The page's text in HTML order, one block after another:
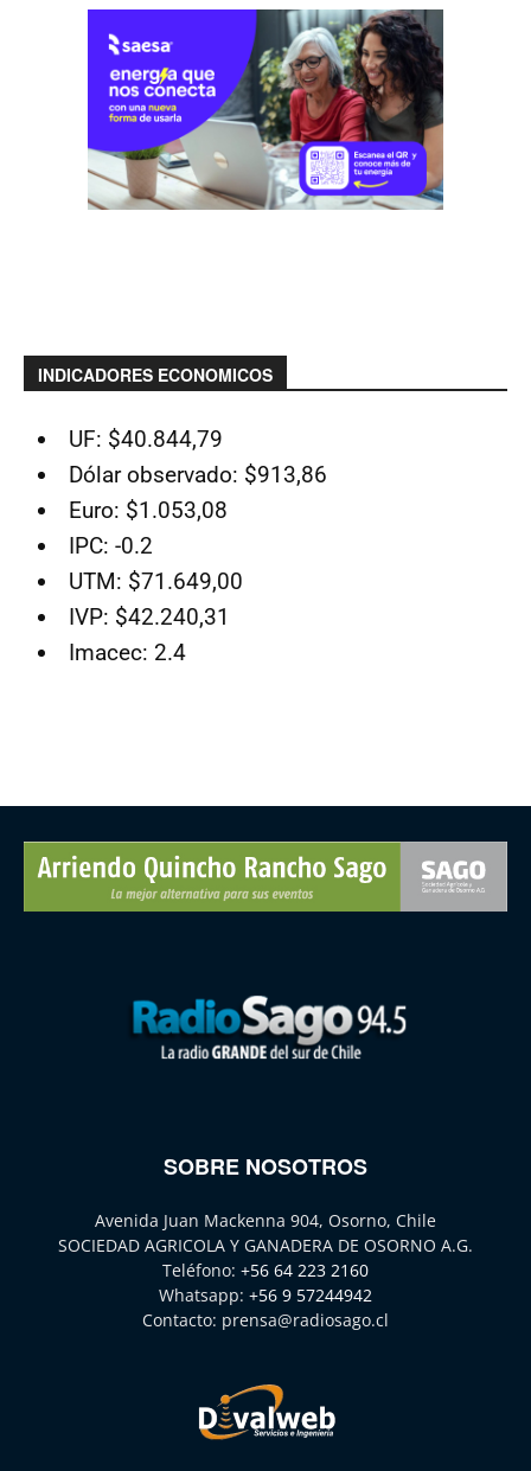
INDICADORES ECONOMICOS
UF: $40.844,79
Dólar observado: $913,86
Euro: $1.053,08
IPC: -0.2
UTM: $71.649,00
IVP: $42.240,31
Imacec: 2.4
SOBRE NOSOTROS
Avenida Juan Mackenna 904, Osorno, Chile
SOCIEDAD AGRICOLA Y GANADERA DE OSORNO A.G.
Teléfono: +56 64 223 2160
Whatsapp: +56 9 57244942
Contacto: prensa@radiosago.cl